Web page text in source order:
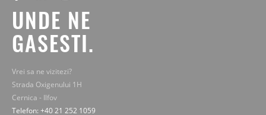
UNDE NE
GASESTI.
Vrei sa ne vizitezi?
Strada Oxigenului 1H
Cernica - Ilfov
Telefon: +40 21 252 1059